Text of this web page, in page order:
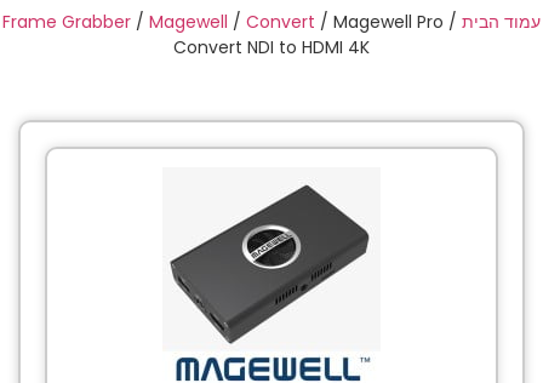
Professional Monitors
PTZ Confrence Camera
Professional Video Equipment
Visualizer
Fiber Optic
עמוד הבית /
Frame Grabber / Magewell / Convert / Magewell Pro
Convert NDI to HDMI 4K